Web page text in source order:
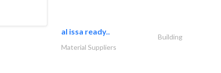
al issa ready..
Building
Material Suppliers